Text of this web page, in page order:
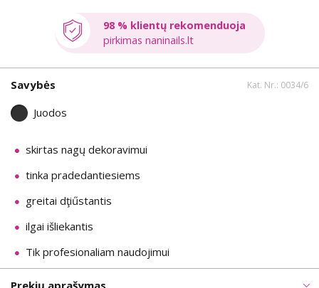
98 % klientų rekomenduoja
pirkimas naninails.lt
Savybės Kat. Nr.: 0034/6
Juodos
skirtas nagų dekoravimui
tinka pradedantiesiems
greitai dţiűstantis
ilgai išliekantis
Tik profesionaliam naudojimui